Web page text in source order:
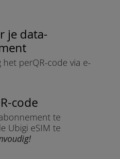
je data-
het perQR-code via e-
code
te
Ubigi eSIM te